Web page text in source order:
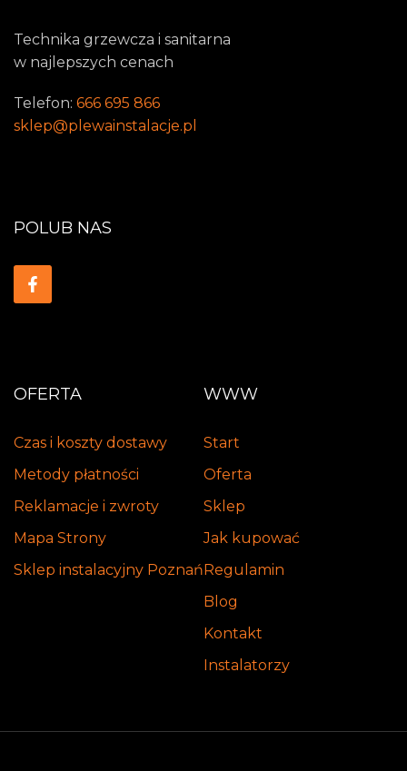
Technika grzewcza i sanitarna
w najlepszych cenach
Telefon: 666 695 866
sklep@plewainstalacje.pl
OFERTA
Czas i koszty dostawy
Metody płatności
Reklamacje i zwroty
Mapa Strony
Sklep instalacyjny Poznań
WWW
Start
Oferta
Sklep
Jak kupować
Regulamin
Blog
Kontakt
Instalatorzy
POLUB NAS